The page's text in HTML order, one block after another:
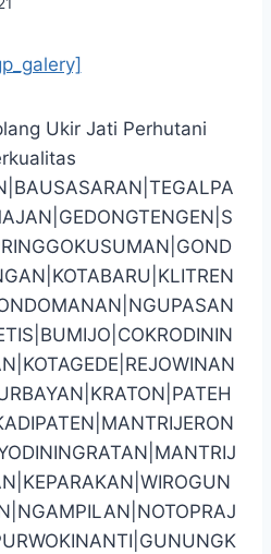
Ukir Jati Perhutani